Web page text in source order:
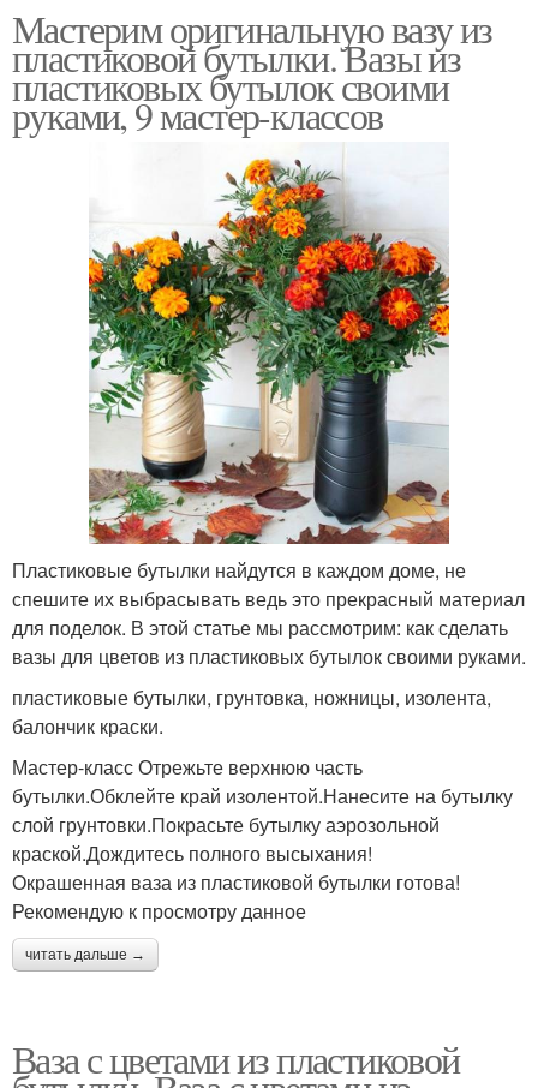
Мастерим оригинальную вазу из
пластиковой бутылки. Вазы из
пластиковых бутылок своими
руками, 9 мастер-классов
Пластиковые бутылки найдутся в каждом доме, не
спешите их выбрасывать ведь это прекрасный материал
для поделок. В этой статье мы рассмотрим: как сделать
вазы для цветов из пластиковых бутылок своими руками.
пластиковые бутылки, грунтовка, ножницы, изолента,
балончик краски.
Мастер-класс Отрежьте верхнюю часть
бутылки.Обклейте край изолентой.Нанесите на бутылку
слой грунтовки.Покрасьте бутылку аэрозольной
краской.Дождитесь полного высыхания!
Окрашенная ваза из пластиковой бутылки готова!
Рекомендую к просмотру данное
читать дальше →
Ваза с цветами из пластиковой